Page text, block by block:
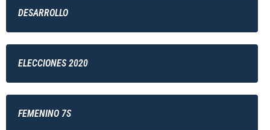
DESARROLLO
ELECCIONES 2020
FEMENINO 7S